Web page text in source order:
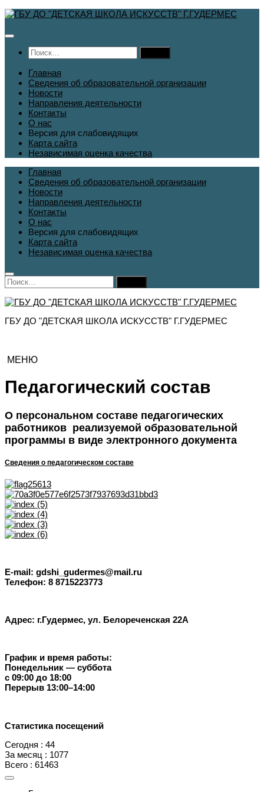
Перейти
содержимому
Найти:
Главная
Сведения об образовательной организации
Новости
Направления деятельности
Контакты
О нас
Версия для слабовидящих
Карта сайта
Независимая оценка качества
Главная
Сведения об образовательной организации
Новости
Направления деятельности
Контакты
О нас
Версия для слабовидящих
Карта сайта
Независимая оценка качества
Найти:
ГБУ ДО "ДЕТСКАЯ ШКОЛА ИСКУССТВ" Г.ГУДЕРМЕС
МЕНЮ
Педагогический состав
О персональном составе педагогических
работников реализуемой образовательной
программы в виде электронного документа
Сведения о педагогическом составе
E-mail: gdshi_gudermes@mail.ru
Телефон: 8 8715223773
Адрес: г.Гудермес, ул. Белореченская 22А
График и время работы:
Понедельник — суббота
с 09:00 до 18:00
Перерыв 13:00–14:00
Статистика посещений
Сегодня : 44
За месяц : 1077
Всего : 61463